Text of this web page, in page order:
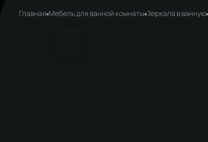
Главная Мебель для ванной комнаты Зеркала в ванную